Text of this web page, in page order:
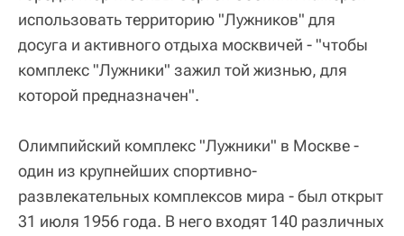
использовать территорию "Лужников" для
досуга и активного отдыха москвичей - "чтобы
комплекс "Лужники" зажил той жизнью, для
которой предназначен".
Олимпийский комплекс "Лужники" в Москве -
один из крупнейших спортивно-
развлекательных комплексов мира - был открыт
31 июля 1956 года. В него входят 140 различных